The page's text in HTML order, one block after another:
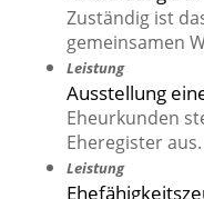
Zuständig ist
gemeinsamen
Leistung
Ausstellung
Eheurkunden
Eheregister aus.
Leistung